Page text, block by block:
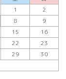
1
2
8
9
15
16
22
23
29
30